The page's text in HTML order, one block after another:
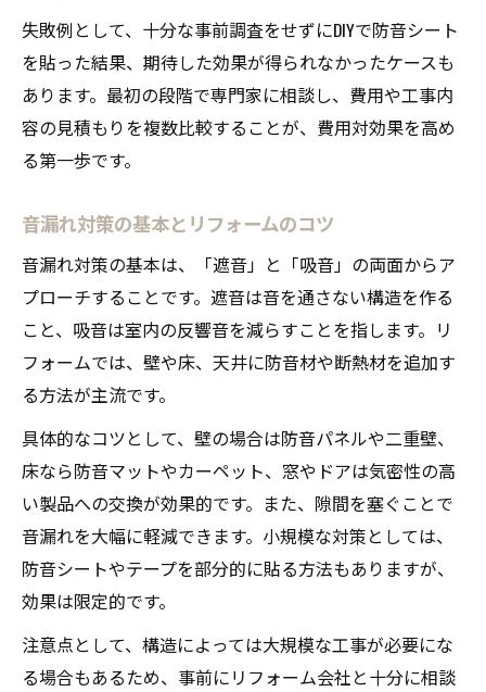
住まい別リフォームの防音対策を徹底比較
マンション向け防音リフォームの注意点
戸建てで活かせる防音リフォーム事例
DIYでもできる手軽な防音リフォーム方法
リフォームDIYで始める防音対策の基本
リフォーム初心者にもおすすめの防音方法
防音リフォームDIYで費用を抑えるコツ
防音リフォームに役立つ簡単DIYテクニック
補助金を活用した防音リフォーム成功の秘訣
防音リフォームで補助金を賢く活用する方
リフォームと補助金利用で費用を抑えるコ
補助金で防音リフォームがもっと身近に
リフォーム補助金の申請ポイントと注意点
補助金活用とリフォームで防音対策を強化
失敗例として、十分な事前調査をせずにDIYで防音シート
を貼った結果、期待した効果が得られなかったケースも
あります。最初の段階で専門家に相談し、費用や工事内
容の見積もりを複数比較することが、費用対効果を高め
る第一歩です。
音漏れ対策の基本とリフォームのコツ
音漏れ対策の基本は、「遮音」と「吸音」の両面からア
プローチすることです。遮音は音を通さない構造を作る
こと、吸音は室内の反響音を減らすことを指します。リ
フォームでは、壁や床、天井に防音材や断熱材を追加す
る方法が主流です。
具体的なコツとして、壁の場合は防音パネルや二重壁、
床なら防音マットやカーペット、窓やドアは気密性の高
い製品への交換が効果的です。また、隙間を塞ぐことで
音漏れを大幅に軽減できます。小規模な対策としては、
防音シートやテープを部分的に貼る方法もありますが、
効果は限定的です。
注意点として、構造によっては大規模な工事が必要にな
る場合もあるため、事前にリフォーム会社と十分に相談